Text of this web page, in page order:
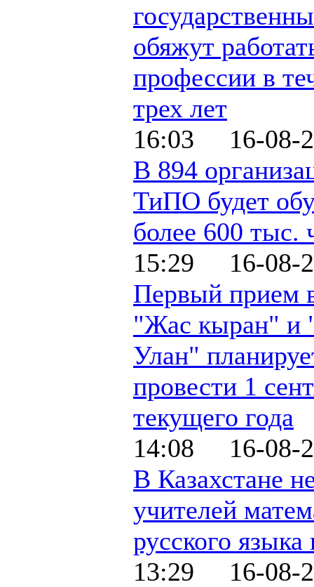
обяжут
профессии в
трех лет
16:03 16-08-
В 894
ТиПО будет
более 600 тыс.
15:29 16-08-
Первый прием
"Жас кыран" и
Улан"
провести 1
текущего года
14:08 16-08-
В Казахстане
учителей
русского
13:29 16-08-